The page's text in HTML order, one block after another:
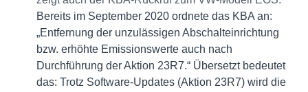
Bereits im September 2020 ordnete das KBA an:
„Entfernung der unzulässigen Abschalteinrichtung
bzw. erhöhte Emissionswerte auch nach
Durchführung der Aktion 23R7.“ Übersetzt bedeutet
das: Trotz Software-Updates (Aktion 23R7) wird die